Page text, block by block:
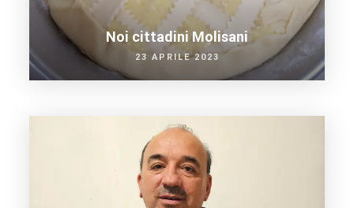
Noi cittadini Molisani
23 APRILE 2023